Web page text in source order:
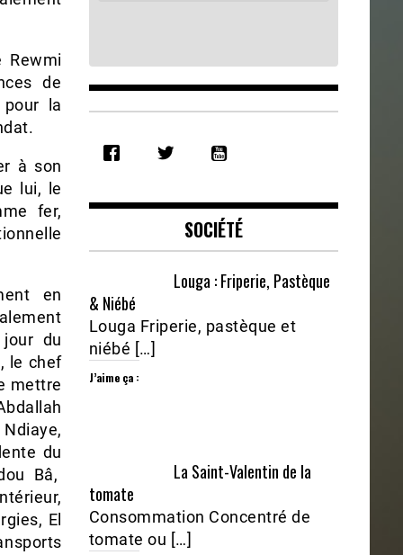
Rewmi
de
pour la
à son
lui, le
fer,
en
du
le chef
mettre
du
Bâ,
El
RSS FEED
EMBED
SOCIÉTÉ
Louga : Friperie, Pastèque
& Niébé
Louga Friperie, pastèque et
niébé […]
J’aime ça :
La Saint-Valentin de la
tomate
Consommation Concentré de
tomate ou […]